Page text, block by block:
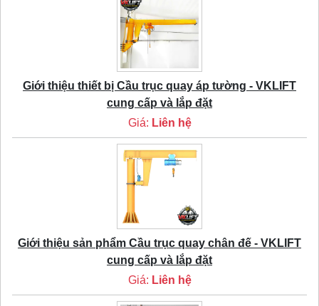
Giới thiệu thiết bị Cầu trục quay áp tường - VKLIFT
cung cấp và lắp đặt
Giá: Liên hệ
Giới thiệu sản phẩm Cầu trục quay chân đế - VKLIFT
cung cấp và lắp đặt
Giá: Liên hệ